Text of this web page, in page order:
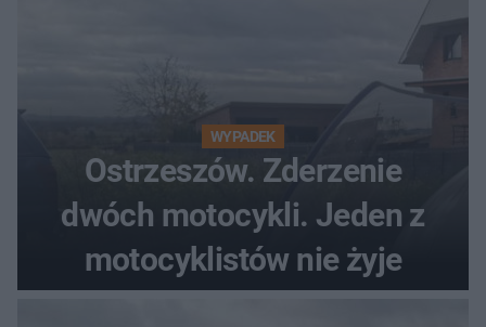
WYPADEK
Ostrzeszów. Zderzenie
dwóch motocykli. Jeden z
motocyklistów nie żyje